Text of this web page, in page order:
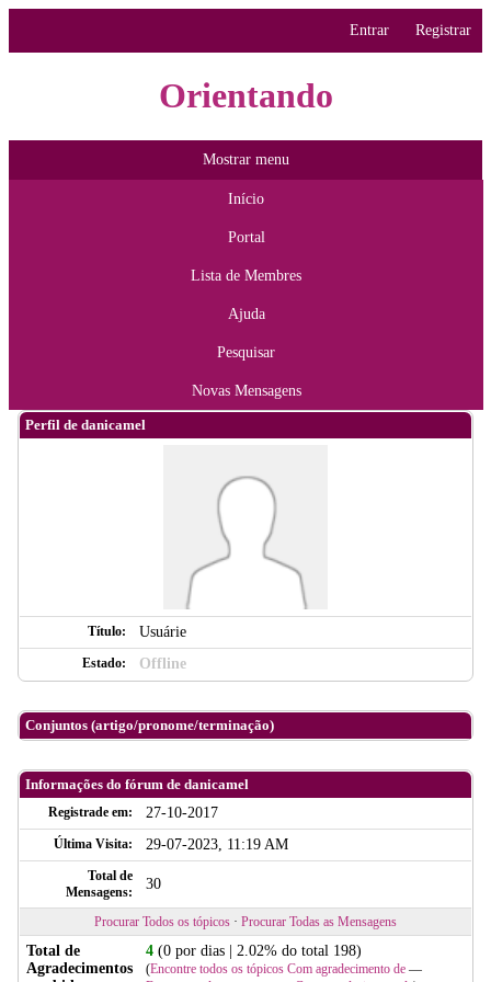
Entrar Registrar
Orientando
Mostrar menu
Início
Portal
Lista de Membres
Ajuda
Pesquisar
Novas Mensagens
Perfil de danicamel
Título: Usuárie
Estado: Offline
Conjuntos (artigo/pronome/terminação)
Informações do fórum de danicamel
Registrade em: 27-10-2017
Última Visita: 29-07-2023, 11:19 AM
Total de
Mensagens:
30
Procurar Todos os tópicos · Procurar Todas as Mensagens
Total de
Agradecimentos
4 (0 por dias | 2.02% do total 198)
(Encontre todos os tópicos Com agradecimento de —